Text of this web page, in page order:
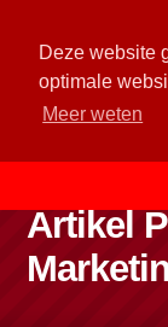
Deze website
optimale
Meer weten
Artikel